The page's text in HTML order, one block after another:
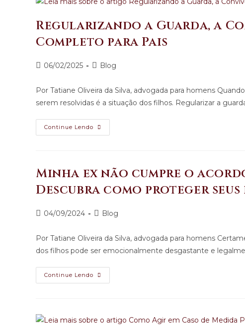
Regularizando a Guarda, a
Completo para Pais
06/02/2025 Blog
Por Tatiane Oliveira da Silva, advogada para homens
serem resolvidas é a situação dos filhos. Regularizar a
Continue Lendo
Minha ex não cumpre o
Descubra como proteger
04/09/2024 Blog
Por Tatiane Oliveira da Silva, advogada para homens
dos filhos pode ser emocionalmente desgastante e
Continue Lendo